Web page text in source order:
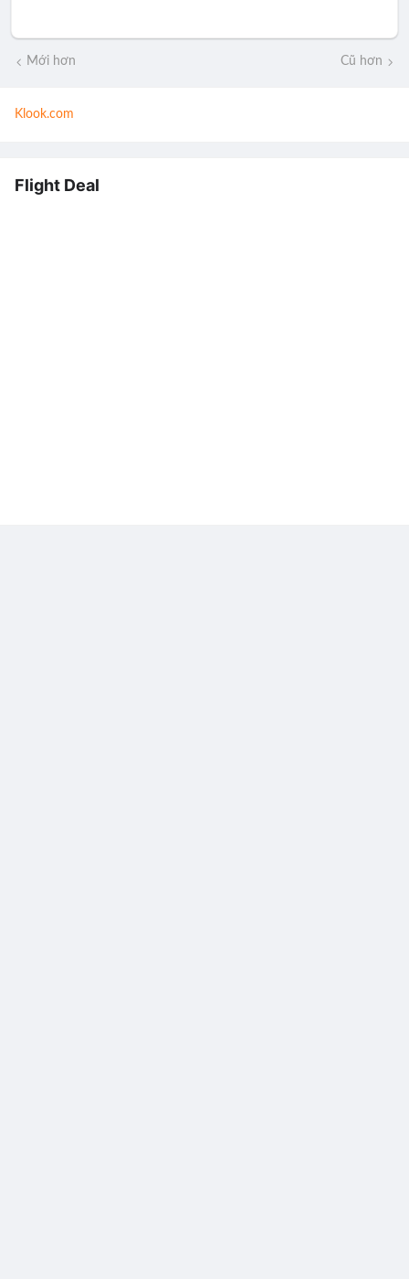
Mới hơn Cũ hơn
Klook.com
Flight Deal